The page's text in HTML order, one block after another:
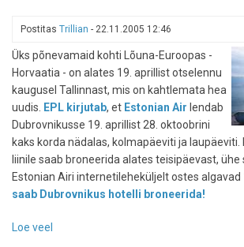
by
bike
Postitas Trillian - 22.11.2005 12:46
Üks põnevamaid kohti Lõuna-Euroopas -
Horvaatia - on alates 19. aprillist otselennu
kaugusel Tallinnast, mis on kahtlemata hea
uudis. EPL kirjutab, et Estonian Air lendab
Dubrovnikusse 19. aprillist 28. oktoobrini
kaks korda nädalas, kolmapäeviti ja laupäeviti.
liinile saab broneerida alates teisipäevast, ühe
Estonian Airi internetileheküljelt ostes algavad
saab Dubrovnikus hotelli broneerida!
Loe veel